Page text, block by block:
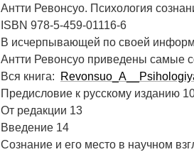
Антти Ревонсуо. Психология
ISBN 978-5-459-01116-6
В исчерпывающей по своей
Антти Ревонсуо приведены самые
Вся книга:
Предисловие к русскому изданию
От редакции 13
Введение 14
Сознание и его место в научном